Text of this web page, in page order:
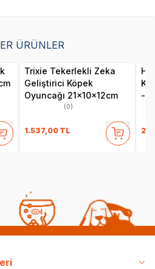
ÜRÜNLER
Trixie Tekerlekli Zeka
Geliştirici Köpek
Oyuncağı 21x10x12cm
(0)
1.537,00 TL
-